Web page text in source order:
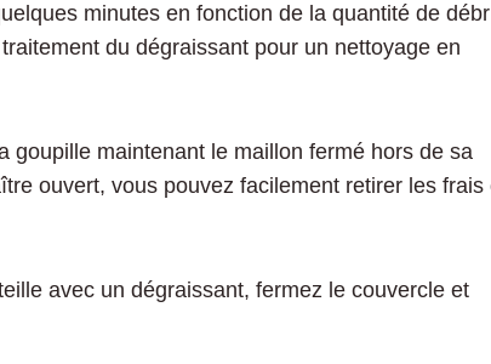
minutes en fonction de la quantité de
du dégraissant pour un nettoyage en
goupille maintenant le maillon fermé hors de sa
ouvert, vous pouvez facilement retirer les frais
avec un dégraissant, fermez le couvercle et